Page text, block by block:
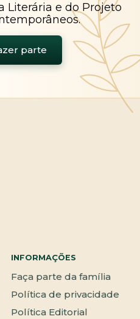
Literária e do Projeto
parte
INFORMAÇÕES
Faça parte da família
Política de privacidade
Política Editorial